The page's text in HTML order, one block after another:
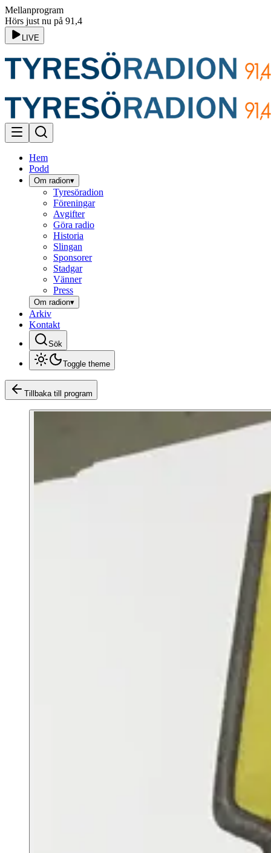
Mellanprogram
Hörs just nu på 91,4
LIVE
Hem
Podd
Om radion▾
Tyresöradion
Föreningar
Avgifter
Göra radio
Historia
Slingan
Sponsorer
Stadgar
Vänner
Press
Om radion▾
Arkiv
Kontakt
Sök
Toggle theme
Tillbaka till program